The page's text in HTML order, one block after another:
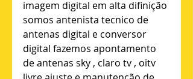
imagem digital em alta difinição
somos antenista tecnico de
antenas digital e conversor
digital fazemos apontamento
de antenas sky , claro tv , oitv